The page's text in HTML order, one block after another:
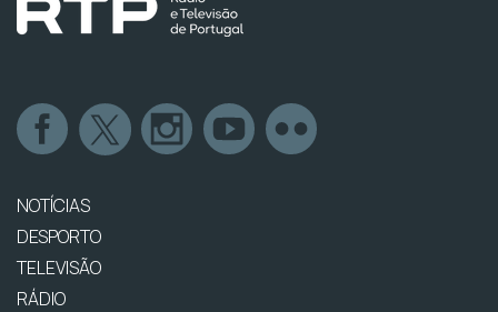
NOTÍCIAS
DESPORTO
TELEVISÃO
RÁDIO